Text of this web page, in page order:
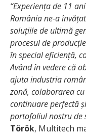
“Experiența de 11
România ne-a
soluțiile de ultimă
procesul de
în special eficiență,
Având în vedere că
ajuta industria
zonă, colaborarea
continuare perfectă
portofoliul nostru de
Török, Multitech